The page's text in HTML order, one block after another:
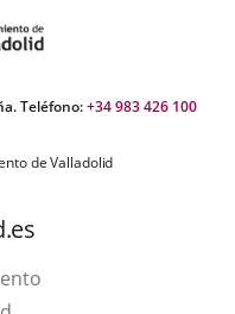
Teléfono:+34 983 426 100
de Valladolid